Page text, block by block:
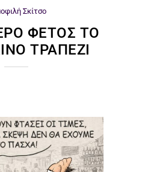
Σκίτσο
ΦΈΤΟΣ ΤΟ
ΤΡΑΠΈΖΙ